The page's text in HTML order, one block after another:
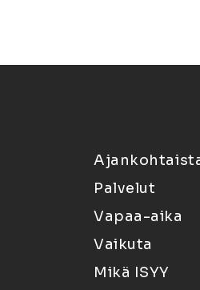
Palvelut
Vapaa-aika
Vaikuta
Mikä ISYY